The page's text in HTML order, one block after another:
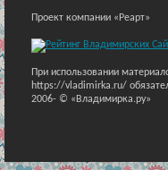
Проект компании «Реарт»
При использовании
https://vladimirka.ru/
2006- © «Владимирка.ру»